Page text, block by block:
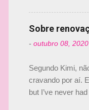
Sobre
- outubro 08, 2020
Segundo Kimi,
cravando por aí.
but I’ve never